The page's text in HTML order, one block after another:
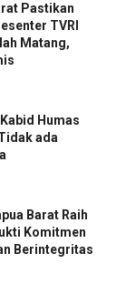
Pastikan
TVRI
Matang,
Humas
ada
Barat Raih
Komitmen
Berintegritas